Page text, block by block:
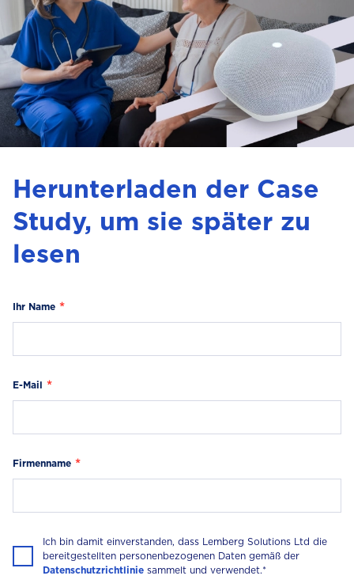
Herunterladen der Case
Study, um sie später zu
lesen
Ihr Name
E-Mail
Firmenname
Ich bin damit einverstanden, dass Lemberg Solutions Ltd die
bereitgestellten personenbezogenen Daten gemäß der
Datenschutzrichtlinie sammelt und verwendet.*